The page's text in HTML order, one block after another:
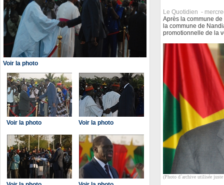
Voir la photo
Voir la photo Voir la photo
Le Quotidien -
Après la commune de
la commune de
promotionnelle de la
(Photo d`archive utilisée